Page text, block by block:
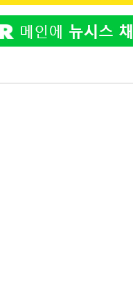
마감
마감
끝 과달라하라 격파